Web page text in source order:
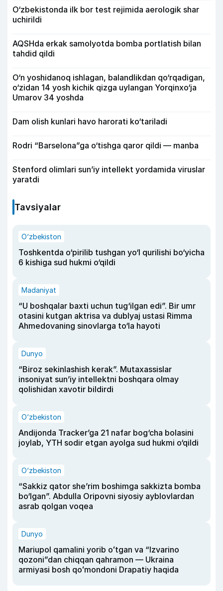
O‘zbekistonda ilk bor test rejimida aerologik shar
uchirildi
AQSHda erkak samolyotda bomba portlatish bilan
tahdid qildi
O‘n yoshidanoq ishlagan, balandlikdan qo‘rqadigan,
o‘zidan 14 yosh kichik qizga uylangan Yorqinxo‘ja
Umarov 34 yoshda
Dam olish kunlari havo harorati ko‘tariladi
Rodri “Barselona”ga o‘tishga qaror qildi — manba
Stenford olimlari sun’iy intellekt yordamida viruslar
yaratdi
Tavsiyalar
O‘zbekiston
Toshkentda o‘pirilib tushgan yo‘l qurilishi bo‘yicha
6 kishiga sud hukmi o‘qildi
Madaniyat
“U boshqalar baxti uchun tug‘ilgan edi”. Bir umr
otasini kutgan aktrisa va dublyaj ustasi Rimma
Ahmedovaning sinovlarga to‘la hayoti
Dunyo
“Biroz sekinlashish kerak”. Mutaxassislar
insoniyat sun’iy intellektni boshqara olmay
qolishidan xavotir bildirdi
O‘zbekiston
Andijonda Tracker’ga 21 nafar bog‘cha bolasini
joylab, YTH sodir etgan ayolga sud hukmi o‘qildi
O‘zbekiston
“Sakkiz qator she’rim boshimga sakkizta bomba
bo‘lgan”. Abdulla Oripovni siyosiy ayblovlardan
asrab qolgan voqea
Dunyo
Mariupol qamalini yorib oʻtgan va “Izvarino
qozoni”dan chiqqan qahramon — Ukraina
armiyasi bosh qoʻmondoni Drapatiy haqida